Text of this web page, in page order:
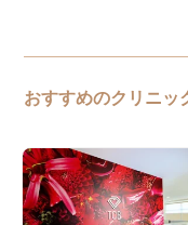
おすすめのクリニッ